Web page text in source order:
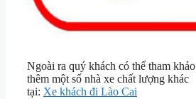
Ngoài ra quý khách có thể tham khảo
thêm một số nhà xe chất lượng khác
tại: Xe khách đi Lào Cai